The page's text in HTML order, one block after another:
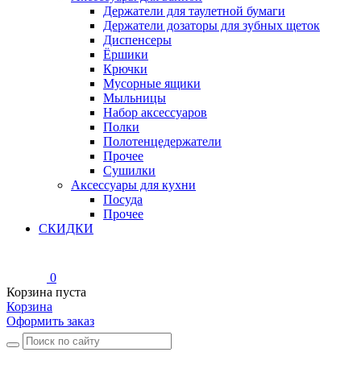
Держатели для таулетной бумаги
Держатели дозаторы для зубных щеток
Диспенсеры
Ёршики
Крючки
Мусорные ящики
Мыльницы
Набор аксессуаров
Полки
Полотенцедержатели
Прочее
Сушилки
Аксессуары для кухни
Посуда
Прочее
СКИДКИ
0
Корзина пуста
Корзина
Оформить заказ